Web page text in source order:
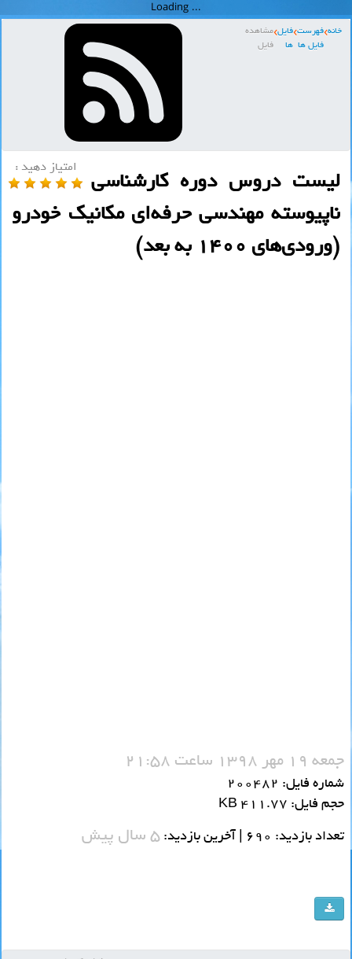
خانه فهرست
فایل ها
فایل
ها
مشاهده
فایل
امتیاز دهید :
لیست دروس دوره کارشناسی
ناپیوسته مهندسی حرفه‌ای مکانیک خودرو
(ورودی‌های 1400 به بعد)
جمعه 19 مهر 1398 ساعت 21:58
شماره فایل: 200482
حجم فایل: 411.77 KB
تعداد بازدید: 690 | آخرین بازدید:
5 سال پیش